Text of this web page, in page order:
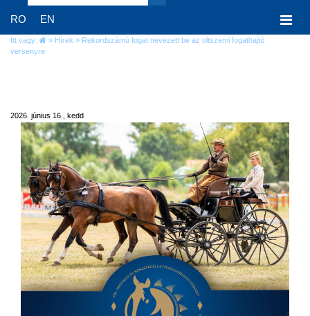
RO EN
Itt vagy: » Hírek » Rekordszámú fogat nevezett be az oltszemi fogathajtó
versenyre
2026. június 16., kedd